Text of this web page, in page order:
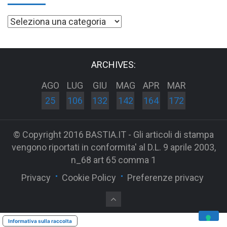
Categorie
ARCHIVES:
AGO
25
LUG
106
GIU
132
MAG
142
APR
164
MAR
172
© Copyright 2016 BASTIA.IT - Gli articoli di stampa
vengono riportati in conformita' al D.L. 9 aprile 2003,
n_68 art 65 comma 1
Privacy
Cookie Policy Preferenze privacy
Informativa sulla raccolta